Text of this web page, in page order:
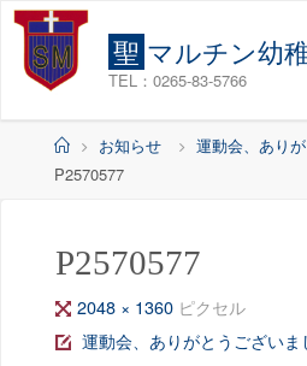
コ
聖 マルチン幼
TEL：0265-83-5766
ホ
ー
お知らせ
運動会、あり
P2570577
P2570577
フ
ル
2048 × 1360 ピクセル
運動会、ありがとうございま